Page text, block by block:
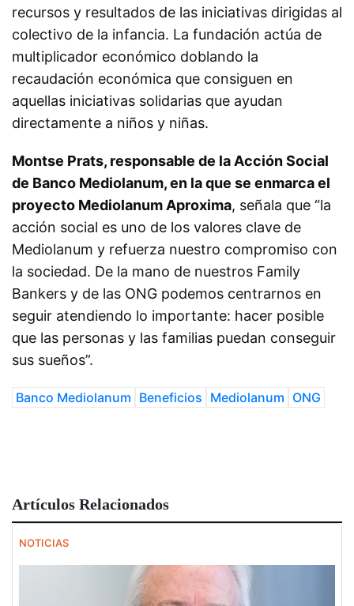
recursos y resultados de las iniciativas dirigidas al
colectivo de la infancia. La fundación actúa de
multiplicador económico doblando la
recaudación económica que consiguen en
aquellas iniciativas solidarias que ayudan
directamente a niños y niñas.
Montse Prats, responsable de la Acción Social
de Banco Mediolanum, en la que se enmarca el
proyecto Mediolanum Aproxima, señala que “la
acción social es uno de los valores clave de
Mediolanum y refuerza nuestro compromiso con
la sociedad. De la mano de nuestros Family
Bankers y de las ONG podemos centrarnos en
seguir atendiendo lo importante: hacer posible
que las personas y las familias puedan conseguir
sus sueños”.
Banco Mediolanum Beneficios Mediolanum ONG
Artículos Relacionados
NOTICIAS